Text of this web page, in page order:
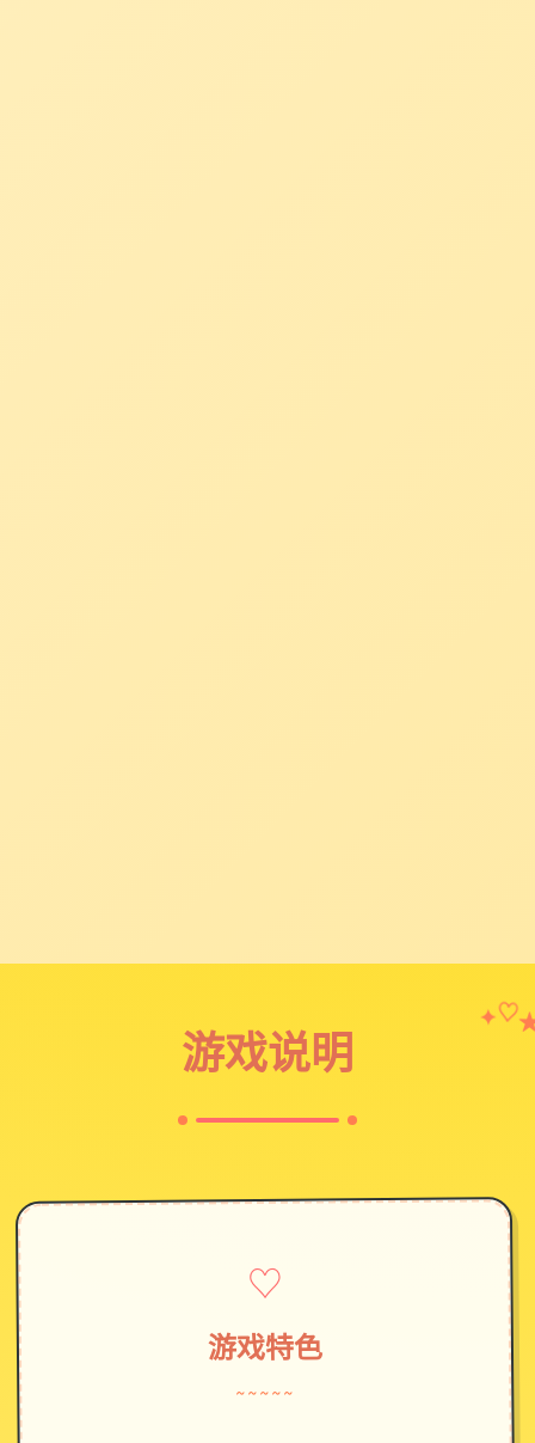
游戏说明
✦♡
♡
游戏特色
~~~~~